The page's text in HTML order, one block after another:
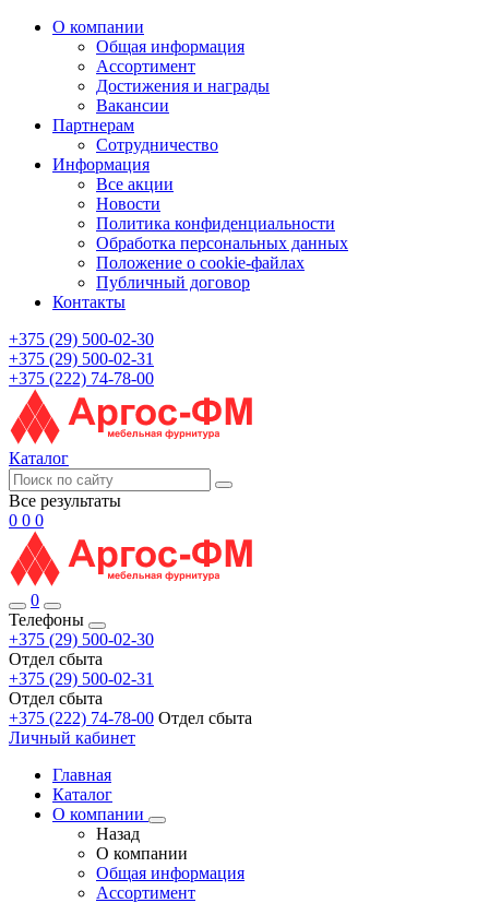
О компании
Общая информация
Ассортимент
Достижения и награды
Вакансии
Партнерам
Сотрудничество
Информация
Все акции
Новости
Политика конфиденциальности
Обработка персональных данных
Положение о cookie-файлах
Публичный договор
Контакты
+375 (29) 500-02-30
+375 (29) 500-02-31
+375 (222) 74-78-00
Каталог
Все результаты
0 0 0
0
Телефоны
+375 (29) 500-02-30
Отдел сбыта
+375 (29) 500-02-31
Отдел сбыта
+375 (222) 74-78-00 Отдел сбыта
Личный кабинет
Главная
Каталог
О компании
Назад
О компании
Общая информация
Ассортимент